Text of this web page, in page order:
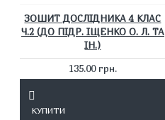
ЗОШИТ ДОСЛІДНИКА 4 КЛАС
Ч.2 (ДО ПІДР. ІЩЕНКО О. Л. ТА
ІН.)
135.00 грн.
КУПИТИ